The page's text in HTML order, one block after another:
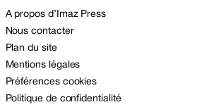
A propos d’Imaz Press
Nous contacter
Plan du site
Mentions légales
Préférences cookies
Politique de confidentialité